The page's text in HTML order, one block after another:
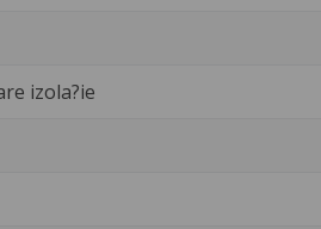
izola?ie